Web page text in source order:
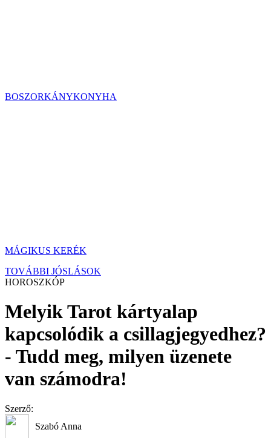
BOSZORKÁNYKONYHA
MÁGIKUS KERÉK
TOVÁBBI JÓSLÁSOK
HOROSZKÓP
Melyik Tarot kártyalap
kapcsolódik a csillagjegyedhez?
- Tudd meg, milyen üzenete
van számodra!
Szerző:
Szabó Anna